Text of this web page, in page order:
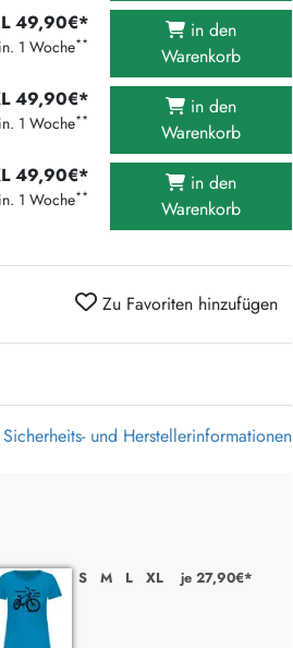
Aktion
on Vinyl-Aktion
Aktion Vinyl Q3 2026
Hill & Broken Silence-Sommer-Aktion
13 REC. SALE
L 49,90€*
1 Woche**
in den
Warenkorb
49,90€*
1 Woche**
in den
Warenkorb
49,90€*
1 Woche**
in den
Warenkorb
Zu Favoriten hinzufügen
Sicherheits- und Herstellerinformationen
S M L XL je 27,90€*